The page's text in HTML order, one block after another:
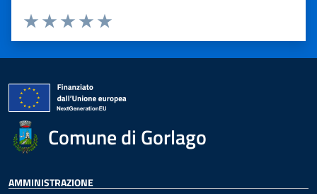
Valuta 5 stelle su 5
Valuta 4 stelle su 5
Valuta 3 stelle su 5
Valuta 2 stelle su 5
Valuta 1 stelle su 5
Comune di Gorlago
AMMINISTRAZIONE